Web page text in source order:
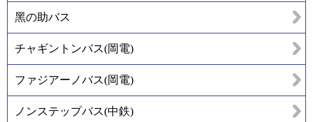
黑の助バス
チャギントンバス(岡電)
ファジアーノバス(岡電)
ノンステップバス(中鉄)